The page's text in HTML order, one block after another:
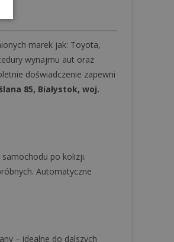
marek jak: Toyota,
wynajmu aut oraz
doświadczenie zapewni
85, Białystok, woj.
po kolizji.
Automatyczne
– idealne do dalszych